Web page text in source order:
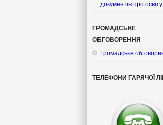
документів про освіту
ГРОМАДСЬКЕ
ОБГОВОРЕННЯ
Громадське
ТЕЛЕФОНИ ГАРЯЧОЇ